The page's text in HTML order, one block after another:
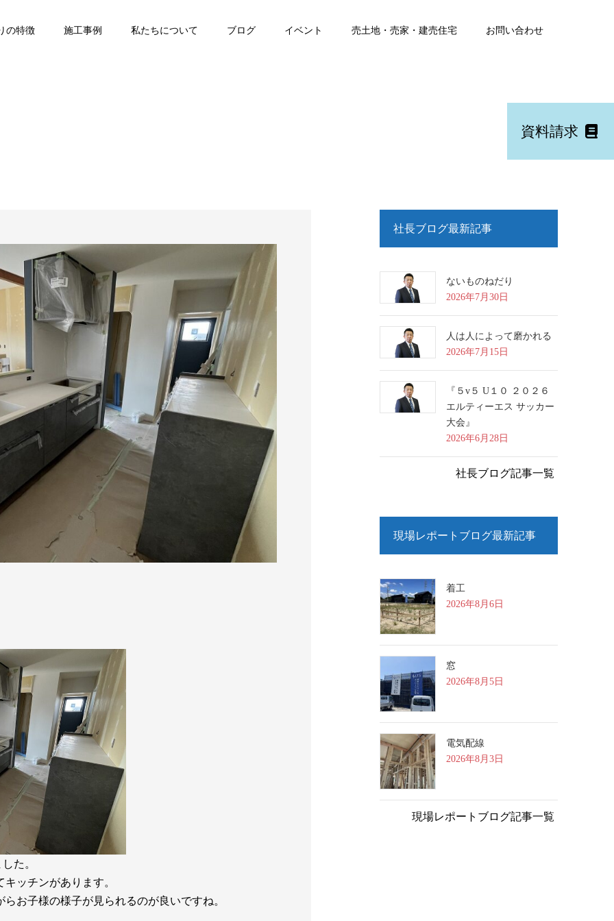
の特徴 施工事例 私たちについて ブログ イベント 売土地・売家・建売住宅 お問い合わせ
た。
ッチンがあります。
お子様の様子が見られるのが良いですね。
社長ブログ最新記事
ないものねだり
2026年7月30日
人は人によって磨かれる
2026年7月15日
『５v５ U１０ ２０２６
エルティーエス サッカー
大会』
2026年6月28日
社長ブログ記事一覧
現場レポートブログ最新記事
着工
2026年8月6日
窓
2026年8月5日
電気配線
2026年8月3日
現場レポートブログ記事一覧
資料請求